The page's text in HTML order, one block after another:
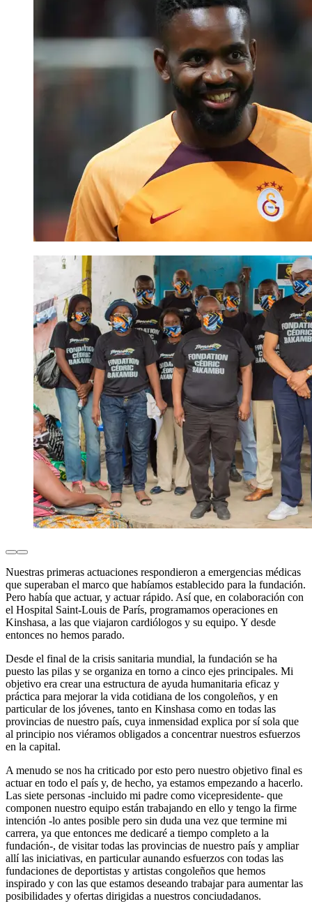
Nuestras primeras actuaciones respondieron a emergencias médicas
que superaban el marco que habíamos establecido para la fundación.
Pero había que actuar, y actuar rápido. Así que, en colaboración con
el Hospital Saint-Louis de París, programamos operaciones en
Kinshasa, a las que viajaron cardiólogos y su equipo. Y desde
entonces no hemos parado.
Desde el final de la crisis sanitaria mundial, la fundación se ha
puesto las pilas y se organiza en torno a cinco ejes principales. Mi
objetivo era crear una estructura de ayuda humanitaria eficaz y
práctica para mejorar la vida cotidiana de los congoleños, y en
particular de los jóvenes, tanto en Kinshasa como en todas las
provincias de nuestro país, cuya inmensidad explica por sí sola que
al principio nos viéramos obligados a concentrar nuestros esfuerzos
en la capital.
A menudo se nos ha criticado por esto pero nuestro objetivo final es
actuar en todo el país y, de hecho, ya estamos empezando a hacerlo.
Las siete personas -incluido mi padre como vicepresidente- que
componen nuestro equipo están trabajando en ello y tengo la firme
intención -lo antes posible pero sin duda una vez que termine mi
carrera, ya que entonces me dedicaré a tiempo completo a la
fundación-, de visitar todas las provincias de nuestro país y ampliar
allí las iniciativas, en particular aunando esfuerzos con todas las
fundaciones de deportistas y artistas congoleños que hemos
inspirado y con las que estamos deseando trabajar para aumentar las
posibilidades y ofertas dirigidas a nuestros conciudadanos.